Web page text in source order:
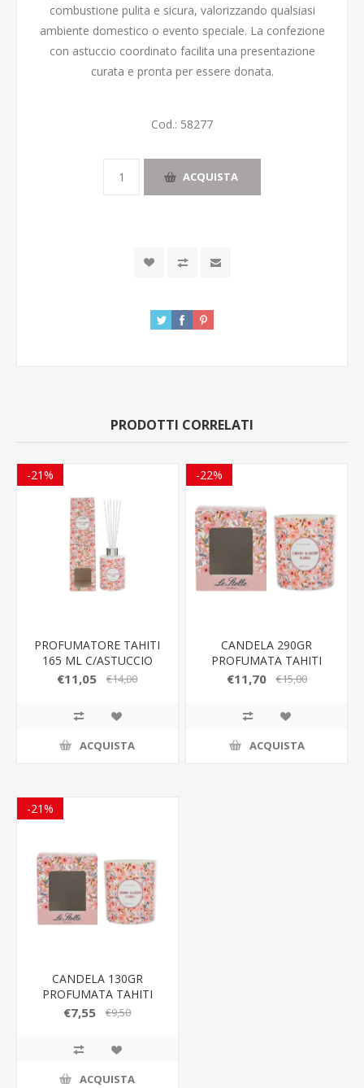
combustione pulita e sicura, valorizzando qualsiasi
ambiente domestico o evento speciale. La confezione
con astuccio coordinato facilita una presentazione
curata e pronta per essere donata.
Cod.: 58277
ACQUISTA
PRODOTTI CORRELATI
-21%
PROFUMATORE TAHITI
165 ML C/ASTUCCIO
€11,05 €14,00
ACQUISTA
-22%
CANDELA 290GR
PROFUMATA TAHITI
d.9x10CM C/ASTUCCIO
€11,70 €15,00
ACQUISTA
-21%
CANDELA 130GR
PROFUMATA TAHITI
d.7x8CM C/ASTUCCIO
€7,55 €9,50
ACQUISTA